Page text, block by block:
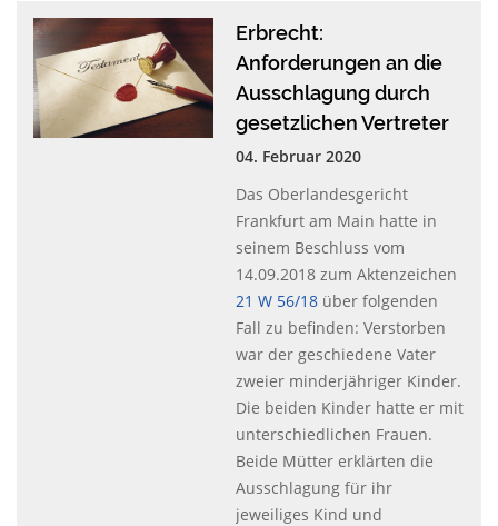
Erbrecht:
Anforderungen an die
Ausschlagung durch
gesetzlichen Vertreter
04. Februar 2020
Das Oberlandesgericht
Frankfurt am Main hatte in
seinem Beschluss vom
14.09.2018 zum Aktenzeichen
21 W 56/18über folgenden
Fall zu befinden: Verstorben
war der geschiedene Vater
zweier minderjähriger Kinder.
Die beiden Kinder hatte er mit
unterschiedlichen Frauen.
Beide Mütter erklärten die
Ausschlagung für ihr
jeweiliges Kind und